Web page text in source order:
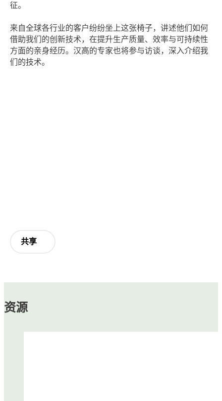
征。
来自全球各行业的客户纷纷坐上这张椅子，讲述他们如何
借助我们的创新技术，在提升生产质量、效率与可持续性
方面的亲身经历。汉高的专家也将参与访谈，深入介绍我
们的技术。
共享
资源